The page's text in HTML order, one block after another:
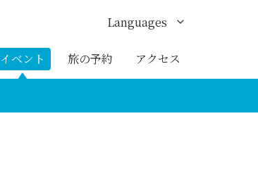
イベント 旅の予約 アクセス
Languages
English